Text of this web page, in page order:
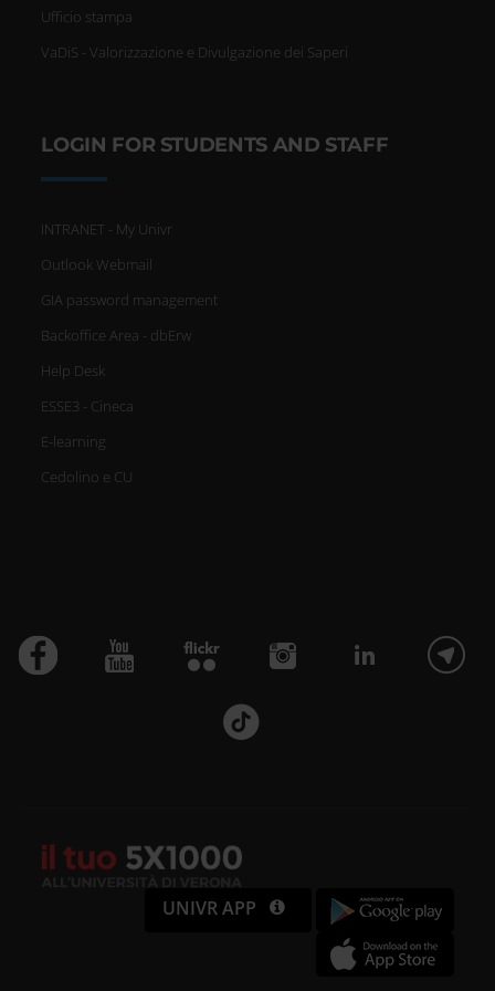
Ufficio stampa
VaDiS - Valorizzazione e Divulgazione dei Saperi
LOGIN FOR STUDENTS AND STAFF
INTRANET - My Univr
Outlook Webmail
GIA password management
Backoffice Area - dbErw
Help Desk
ESSE3 - Cineca
E-learning
Cedolino e CU
UNIVR APP